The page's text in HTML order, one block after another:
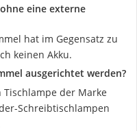
eine externe
hat im Gegensatz zu
keinen Akku.
ausgerichtet werden?
Tischlampe der Marke
Schreibtischlampen